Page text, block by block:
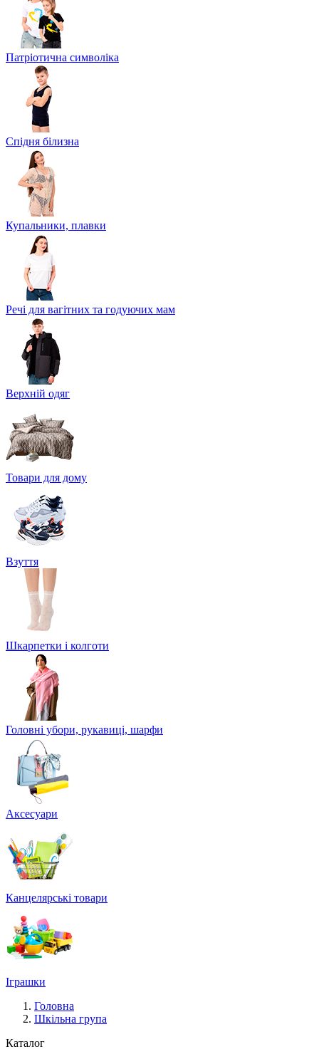
Патріотична символіка
Спідня білизна
Купальники, плавки
Речі для вагітних та годуючих мам
Верхній одяг
Товари для дому
Взуття
Шкарпетки і колготи
Головні убори, рукавиці, шарфи
Аксесуари
Канцелярські товари
Іграшки
Головна
Шкільна група
Каталог